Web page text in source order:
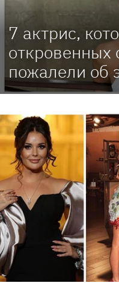
7 актрис,
откровенных
пожалели об